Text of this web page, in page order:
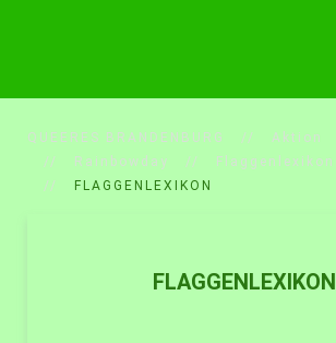
QUEERES BRANDENBURG
Aktion
Rainbowday
Flaggenlexikon
FLAGGENLEXIKON
FLAGGENLEXIKON